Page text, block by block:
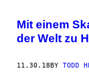
Mit einem
der Welt zu
11.30.18 BY TODD